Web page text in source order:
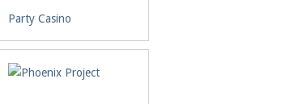
Party Casino